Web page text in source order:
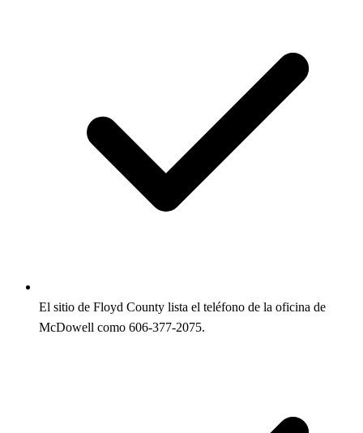
El sitio de Floyd County lista el teléfono de la oficina de
McDowell como 606-377-2075.